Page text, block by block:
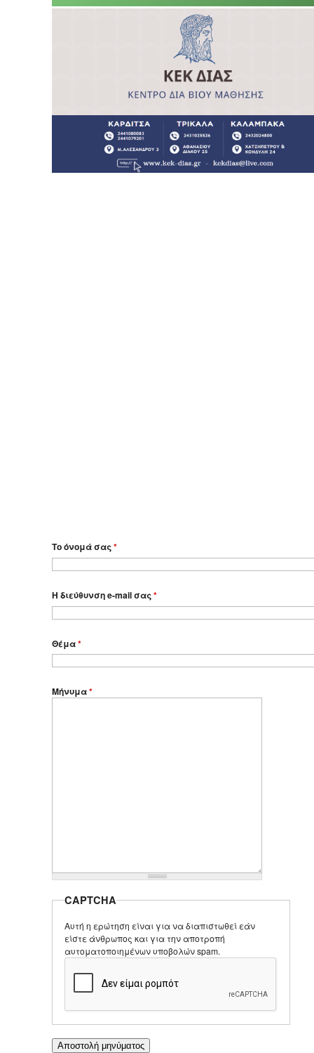
Το όνομά σας*
Η διεύθυνση e-mail σας*
Θέμα*
Μήνυμα*
CAPTCHA
Αυτή η ερώτηση είναι για να διαπιστωθεί εάν
είστε άνθρωπος και για την αποτροπή
αυτοματοποιημένων υποβολών spam.